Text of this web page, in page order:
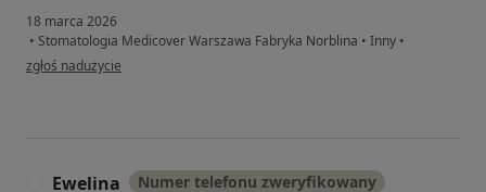
18 marca 2026
• Stomatologia Medicover Warszawa Fabryka Norblina • Inny •
w opinii użytkownika Bartosz
zgłoś nadużycie
Ewelina Numer telefonu zweryfikowany